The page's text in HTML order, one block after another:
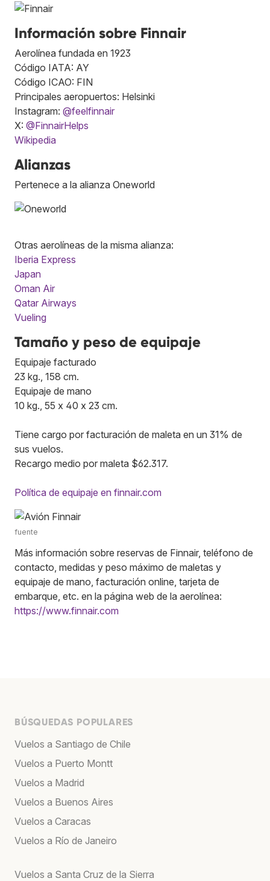
Información sobre Finnair
Aerolínea fundada en 1923
Código IATA: AY
Código ICAO: FIN
Principales aeropuertos: Helsinki
Instagram: @feelfinnair
X: @FinnairHelps
Wikipedia
Alianzas
Pertenece a la alianza Oneworld
Otras aerolíneas de la misma alianza:
Iberia Express
Japan
Oman Air
Qatar Airways
Vueling
Tamaño y peso de equipaje
Equipaje facturado
23 kg., 158 cm.
Equipaje de mano
10 kg., 55 x 40 x 23 cm.
Tiene cargo por facturación de maleta en un 31% de
sus vuelos.
Recargo medio por maleta $62.317.
Política de equipaje en finnair.com
fuente
Más información sobre reservas de Finnair, teléfono de
contacto, medidas y peso máximo de maletas y
equipaje de mano, facturación online, tarjeta de
embarque, etc. en la página web de la aerolínea:
https://www.finnair.com
BÚSQUEDAS POPULARES
Vuelos a Santiago de Chile
Vuelos a Puerto Montt
Vuelos a Madrid
Vuelos a Buenos Aires
Vuelos a Caracas
Vuelos a Río de Janeiro
Vuelos a Santa Cruz de la Sierra